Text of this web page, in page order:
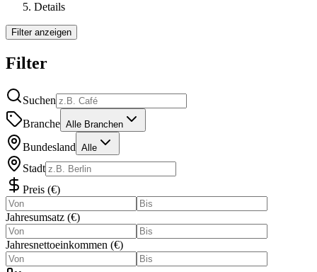
Details
Filter anzeigen
Filter
Suchen
Branche Alle Branchen
Bundesland Alle
Stadt
Preis (€)
Jahresumsatz (€)
Jahresnettoeinkommen (€)